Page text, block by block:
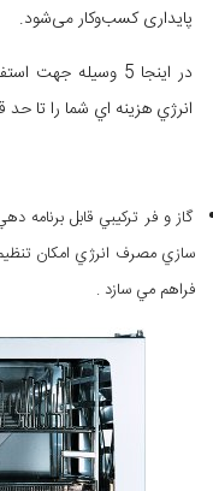
پایداری کسب‌وکار می‌شود.
در اينجا 5 وسيله
انرژي هزينه اي شما را تا
گاز و فر تركيبي قابل
سازي مصرف انرژي امكان
فراهم مي سازد .